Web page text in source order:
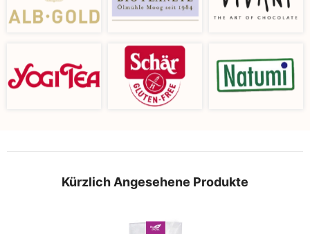
Kürzlich Angesehene Produkte